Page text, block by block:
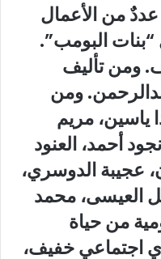
من الأعمال
البومب”.
ومن ﺗﺄﻟﻴﻒ
ومن
ياسين، مريم
أحمد، العنود
عجيبة الدوسري،
العيسى، محمد
من حياة
اجتماعي خفيف،